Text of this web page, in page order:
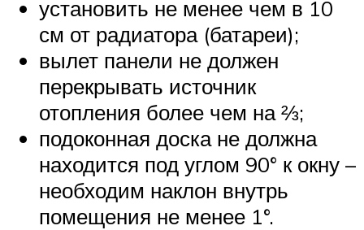
установить не менее чем в 10
см от радиатора (батареи);
вылет панели не должен
перекрывать источник
отопления более чем на ⅔;
подоконная доска не должна
находится под углом 90° к окну –
необходим наклон внутрь
помещения не менее 1°.